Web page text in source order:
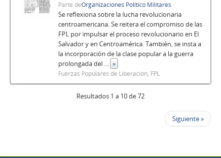
Parte deOrganizaciones Político Militares
Se reflexiona sobre la lucha revolucionaria
centroamericana. Se reitera el compromiso de las
FPL por impulsar el proceso revolucionario en El
Salvador y en Centroamérica. También, se insta a
la incorporación de la clase popular a la guerra
prolongada del ... »
Fuerzas Populares de Liberación, FPL
Resultados 1 a 10 de 72
Siguiente »